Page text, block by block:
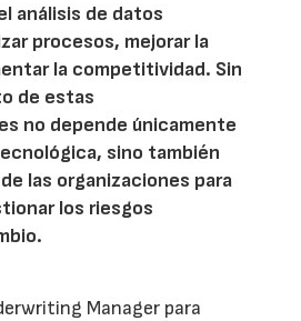
análisis de datos
procesos, mejorar la
la competitividad. Sin
de estas
no depende únicamente
sino también
las organizaciones para
los riesgos
Manager para